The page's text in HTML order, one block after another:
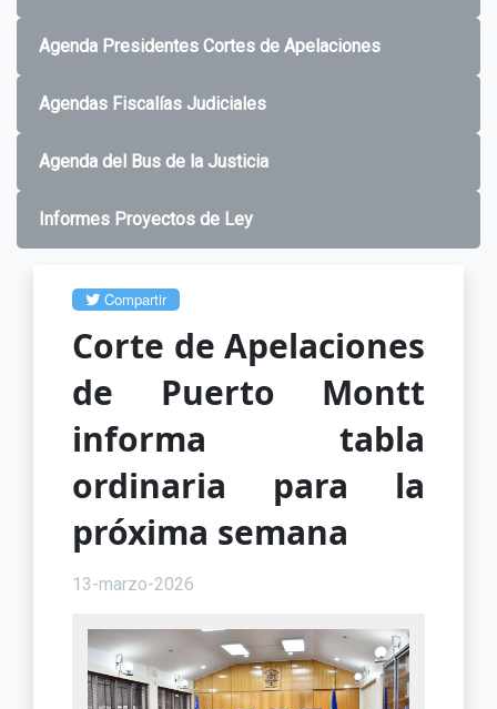
Agenda Presidentes Cortes de Apelaciones
Agendas Fiscalías Judiciales
Agenda del Bus de la Justicia
Informes Proyectos de Ley
Compartir
Corte de Apelaciones
de Puerto Montt
informa tabla
ordinaria para la
próxima semana
13-marzo-2026